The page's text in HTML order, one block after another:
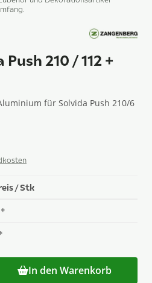
210 / 112 +
für Solvida Push 210/6
/ Stk
*
In den Warenkorb